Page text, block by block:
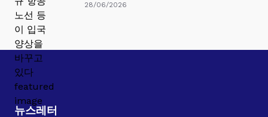
28/06/2026
뉴스레터